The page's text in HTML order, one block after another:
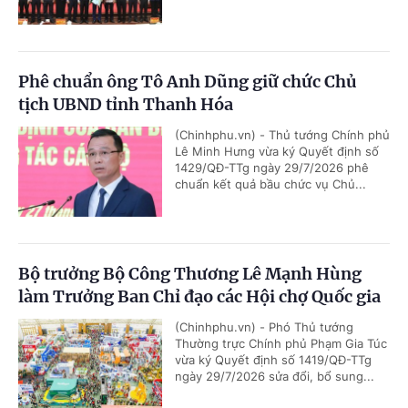
Phê chuẩn ông Tô Anh Dũng giữ chức Chủ
tịch UBND tỉnh Thanh Hóa
(Chinhphu.vn) - Thủ tướng Chính phủ
Lê Minh Hưng vừa ký Quyết định số
1429/QĐ-TTg ngày 29/7/2026 phê
chuẩn kết quả bầu chức vụ Chủ...
Bộ trưởng Bộ Công Thương Lê Mạnh Hùng
làm Trưởng Ban Chỉ đạo các Hội chợ Quốc gia
(Chinhphu.vn) - Phó Thủ tướng
Thường trực Chính phủ Phạm Gia Túc
vừa ký Quyết định số 1419/QĐ-TTg
ngày 29/7/2026 sửa đổi, bổ sung...